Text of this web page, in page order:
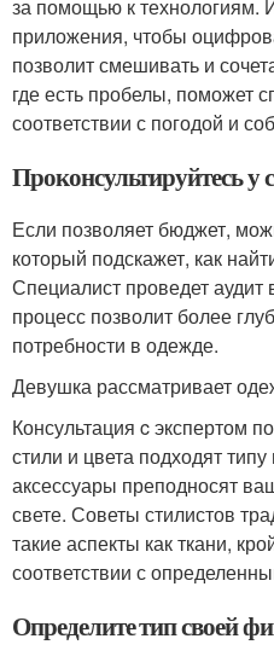
за помощью к технологиям.
приложения, чтобы
позволит смешивать и
где есть пробелы, поможет
соответствии с погодой и
Проконсультируйтесь у
Если позволяет бюджет,
который подскажет, как
Специалист проведет
процесс позволит более
потребности в одежде.
Девушка рассматривает
Консультация c экспертом
стили и цвета подходят
аксессуары преподносят
свете. Советы стилистов
такие аспекты как ткани,
соответствии с
Определите тип своей